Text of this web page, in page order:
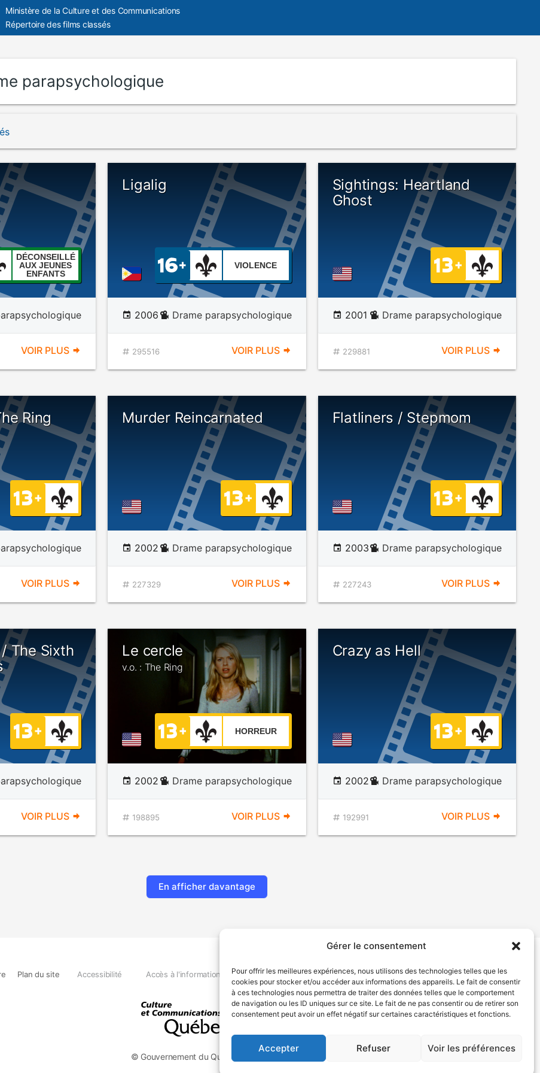
Gérer le consentement
Pour offrir les meilleures expériences, nous utilisons des technologies telles que les
cookies pour stocker et/ou accéder aux informations des appareils. Le fait de consentir
à ces technologies nous permettra de traiter des données telles que le comportement
de navigation ou les ID uniques sur ce site. Le fait de ne pas consentir ou de retirer son
consentement peut avoir un effet négatif sur certaines caractéristiques et fonctions.
Accepter Refuser Voir les préférences
Ministère de la Culture et des Communications
Répertoire des films classés
parapsychologique
DÉCONSEILLÉ
AUX JEUNES
ENFANTS
VOIR PLUS
Ligalig
VIOLENCE
2006 Drame parapsychologique
295516 VOIR PLUS
Sightings: Heartland
Ghost
2001 Drame parapsychologique
229881 VOIR PLUS
Ring
VOIR PLUS
Murder Reincarnated
2002 Drame parapsychologique
227329 VOIR PLUS
Flatliners / Stepmom
2003 Drame parapsychologique
227243 VOIR PLUS
The Sixth
VOIR PLUS
Le cercle
v.o. : The Ring
HORREUR
2002 Drame parapsychologique
198895 VOIR PLUS
Crazy as Hell
2002 Drame parapsychologique
192991 VOIR PLUS
En afficher davantage
© Gouvernement du Québec, 2026
Plan du site Accessibilité Accès à l'information Déclaration de services Politique de confidentialité